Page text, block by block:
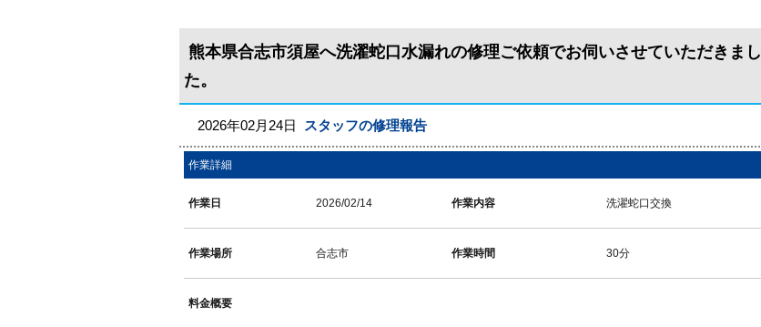
熊本県合志市須屋へ洗濯蛇口水漏れの修理ご依頼でお伺いさせていただきまし
た。
2026年02月24日 スタッフの修理報告
作業詳細
作業日 2026/02/14 作業内容 洗濯蛇口交換
作業場所 合志市 作業時間 30分
料金概要